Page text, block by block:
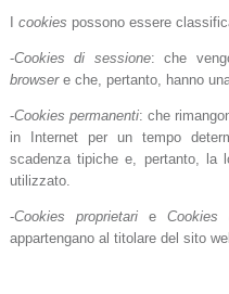
I cookies possono essere
-Cookies di sessione: che
browsere che, pertanto, hanno
-Cookies permanenti: che
in Internet per un tempo
scadenza tipiche e, pertanto, la
utilizzato.
-Cookies proprietarie
appartengano al titolare del sito